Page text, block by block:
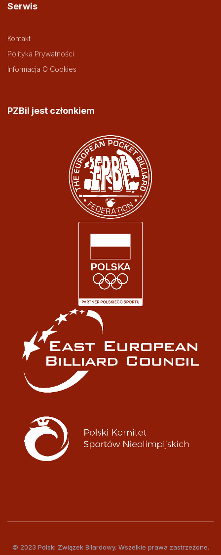
Serwis
Kontakt
Polityka Prywatności
Informacja O Cookies
PZBil jest członkiem
© 2023 Polski Związek Bilardowy. Wszelkie prawa zastrzeżone.